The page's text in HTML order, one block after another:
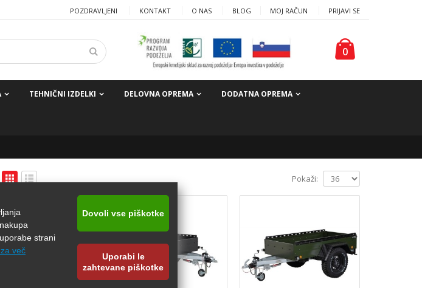
strani
več
Dovoli vse piškotke
Uporabi le
zahtevane piškotke
MOJ RAČUN PRIJAVI SE
KONTAKT O NAS BLOG
POZDRAVLJENI
0
TEHNIČNI IZDELKI DELOVNA OPREMA DODATNA OPREMA
Pokaži: